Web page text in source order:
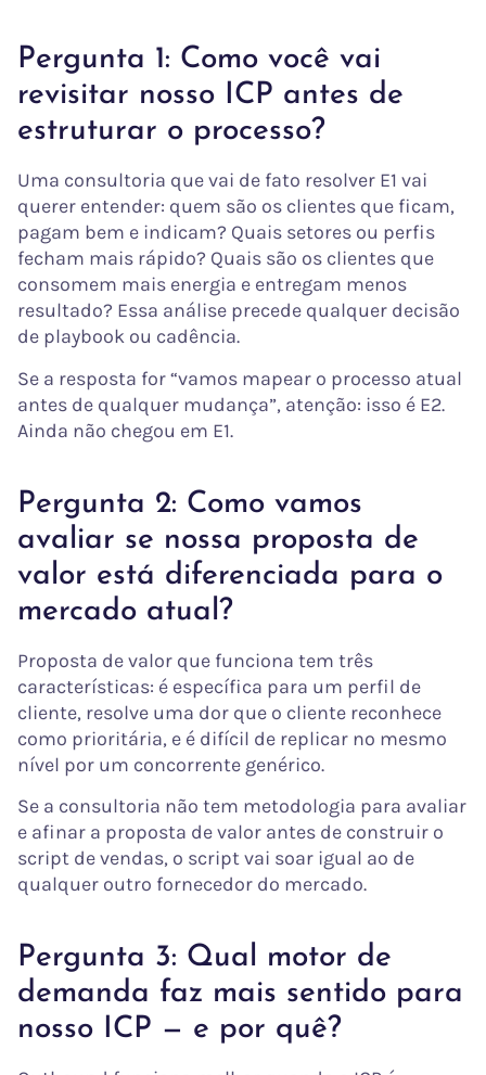
Pergunta 1: Como você vai
revisitar nosso ICP antes de
estruturar o processo?
Uma consultoria que vai de fato resolver E1 vai
querer entender: quem são os clientes que ficam,
pagam bem e indicam? Quais setores ou perfis
fecham mais rápido? Quais são os clientes que
consomem mais energia e entregam menos
resultado? Essa análise precede qualquer decisão
de playbook ou cadência.
Se a resposta for “vamos mapear o processo atual
antes de qualquer mudança”, atenção: isso é E2.
Ainda não chegou em E1.
Pergunta 2: Como vamos
avaliar se nossa proposta de
valor está diferenciada para o
mercado atual?
Proposta de valor que funciona tem três
características: é específica para um perfil de
cliente, resolve uma dor que o cliente reconhece
como prioritária, e é difícil de replicar no mesmo
nível por um concorrente genérico.
Se a consultoria não tem metodologia para avaliar
e afinar a proposta de valor antes de construir o
script de vendas, o script vai soar igual ao de
qualquer outro fornecedor do mercado.
Pergunta 3: Qual motor de
demanda faz mais sentido para
nosso ICP — e por quê?